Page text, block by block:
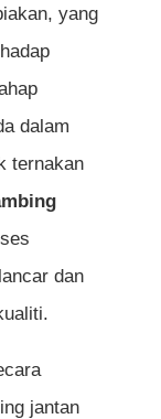
yang
dalam
ternakan
dan
jantan